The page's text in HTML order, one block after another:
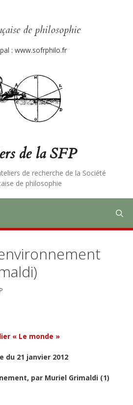
de philosophie
: www.sofrphilo.fr
de la SFP
de recherche de la Société
de philosophie
« Le monde »
du 21 janvier 2012
par Muriel Grimaldi (1)